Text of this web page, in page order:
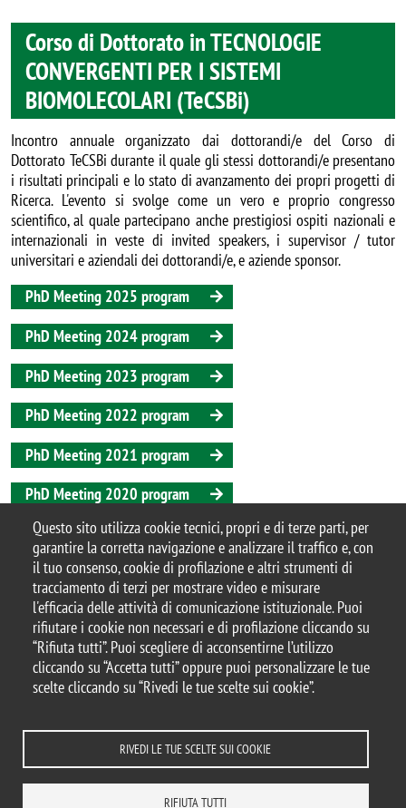
Questo sito utilizza cookie tecnici, propri e di terze parti, per
garantire la corretta navigazione e analizzare il traffico e, con
il tuo consenso, cookie di profilazione e altri strumenti di
tracciamento di terzi per mostrare video e misurare
l'efficacia delle attività di comunicazione istituzionale. Puoi
rifiutare i cookie non necessari e di profilazione cliccando su
“Rifiuta tutti”. Puoi scegliere di acconsentirne l’utilizzo
cliccando su “Accetta tutti” oppure puoi personalizzare le tue
scelte cliccando su “Rivedi le tue scelte sui cookie”.
RIVEDI LE TUE SCELTE SUI COOKIE
RIFIUTA TUTTI
Corso di Dottorato in TECNOLOGIE
CONVERGENTI PER I SISTEMI
BIOMOLECOLARI (TeCSBi)
Incontro annuale organizzato dai dottorandi/e del Corso di
Dottorato TeCSBi durante il quale gli stessi dottorandi/e presentano
i risultati principali e lo stato di avanzamento dei propri progetti di
Ricerca. L'evento si svolge come un vero e proprio congresso
scientifico, al quale partecipano anche prestigiosi ospiti nazionali e
internazionali in veste di invited speakers, i supervisor / tutor
universitari e aziendali dei dottorandi/e, e aziende sponsor.
PhD Meeting 2025 program
PhD Meeting 2024 program
PhD Meeting 2023 program
PhD Meeting 2022 program
PhD Meeting 2021 program
PhD Meeting 2020 program
PhD Meeting 2019 program
© 2025 Università degli Studi di Milano-Bicocca
Piazza dell'Ateneo Nuovo, 1 - 20126, Milano
Casella PEC:ateneo.bicocca@pec.unimib.it
P.I. 12621570154 |
redazioneweb.btbs@unimib.it
Privacy e cookie policy Amministrazione trasparente